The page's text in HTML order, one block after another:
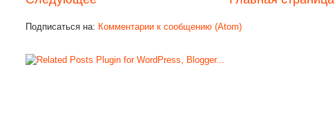
Подписаться на: Комментарии к сообщению (Atom)